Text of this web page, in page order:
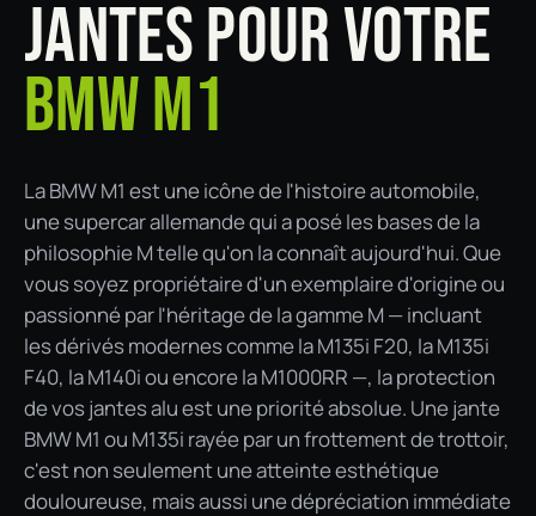
JANTES POUR VOTRE
BMW M1
La BMW M1 est une icône de l'histoire automobile,
une supercar allemande qui a posé les bases de la
philosophie M telle qu'on la connaît aujourd'hui. Que
vous soyez propriétaire d'un exemplaire d'origine ou
passionné par l'héritage de la gamme M — incluant
les dérivés modernes comme la M135i F20, la M135i
F40, la M140i ou encore la M1000RR —, la protection
de vos jantes alu est une priorité absolue. Une jante
BMW M1 ou M135i rayée par un frottement de trottoir,
c'est non seulement une atteinte esthétique
douloureuse, mais aussi une dépréciation immédiate